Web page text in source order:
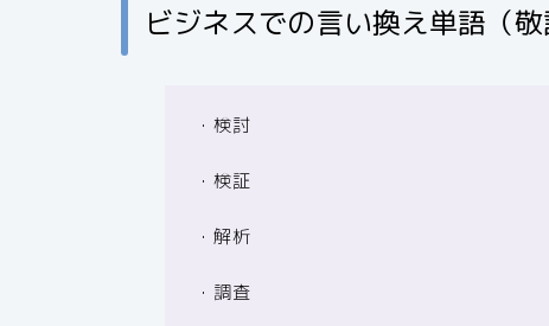
ビジネスでの言い換え単語（敬
・検討
・検証
・解析
・調査